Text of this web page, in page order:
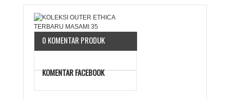
0 KOMENTAR PRODUK
KOMENTAR FACEBOOK